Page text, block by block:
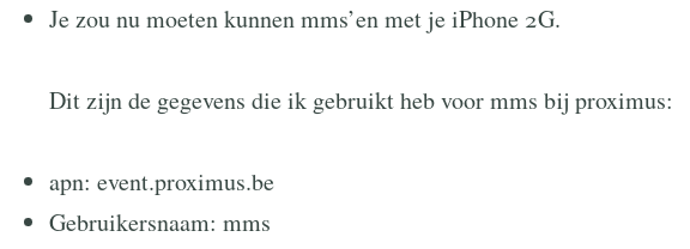
Je zou nu moeten kunnen mms’en met je iPhone 2G.
Dit zijn de gegevens die ik gebruikt heb voor mms bij proximus:
apn: event.proximus.be
Gebruikersnaam: mms